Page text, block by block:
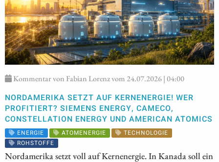
Kommentar von Fabian Lorenz vom 24.07.2026 | 04:00
NORDAMERIKA SETZT AUF KERNENERGIE! WER
PROFITIERT? SIEMENS ENERGY, CAMECO,
CONSTELLATION ENERGY UND AMERICAN ATOMICS
ENERGIE ATOMENERGIE
TECHNOLOGIE
ROHSTOFFE
Nordamerika setzt voll auf Kernenergie. In Kanada soll ein